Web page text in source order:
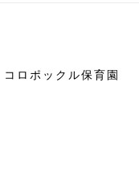
コロポックル保育園